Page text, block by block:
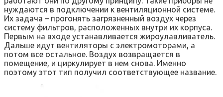
нуждаются в подключении к вентиляционной системе.
Их задача – прогонять загрязненный воздух через
систему фильтров, расположенных внутри их корпуса.
Первым на входе устанавливается жироулавливатель.
Дальше идут вентиляторы с электромоторами, а
потом все остальное. Воздух возвращается в
помещение, и циркулирует в нем снова. Именно
поэтому этот тип получил соответствующее название.